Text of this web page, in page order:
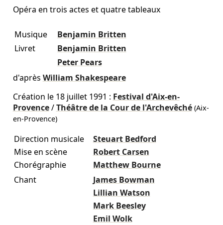
Opéra en trois actes et quatre tableaux
Musique
Benjamin Britten
Livret
Benjamin Britten
Peter Pears
d'après William Shakespeare
Création le 18 juillet 1991 : Festival d'Aix-en-
Provence/Théâtre de la Cour de l'Archevêché(Aix-
en-Provence)
Direction musicale
Steuart Bedford
Mise en scène
Robert Carsen
Chorégraphie
Matthew Bourne
Chant
James Bowman
Lillian Watson
Mark Beesley
Emil Wolk